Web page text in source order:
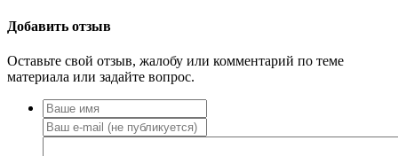
Добавить отзыв
Оставьте свой отзыв, жалобу или комментарий по теме
материала или задайте вопрос.